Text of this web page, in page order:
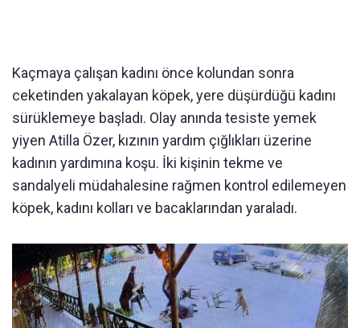
Kaçmaya çalışan kadını önce kolundan sonra
ceketinden yakalayan köpek, yere düşürdüğü kadını
sürüklemeye başladı. Olay anında tesiste yemek
yiyen Atilla Özer, kızının yardım çığlıkları üzerine
kadının yardımına koşu. İki kişinin tekme ve
sandalyeli müdahalesine rağmen kontrol edilemeyen
köpek, kadını kolları ve bacaklarından yaraladı.